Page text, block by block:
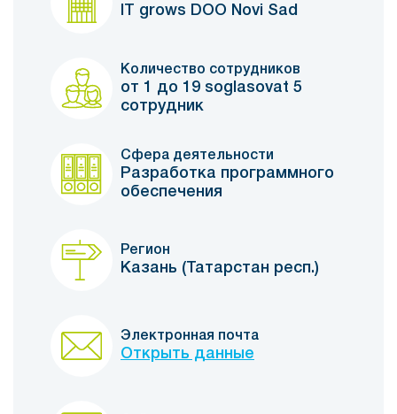
IT grows DOO Novi Sad
Количество сотрудников
от 1 до 19 soglasovat 5
сотрудник
Сфера деятельности
Разработка программного
обеспечения
Регион
Казань (Татарстан респ.)
Электронная почта
Открыть данные